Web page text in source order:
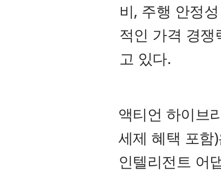
비, 주행 안정
적인 가격 경
고 있다.
액티언 하이브
세제 혜택 포함
인텔리전트 어